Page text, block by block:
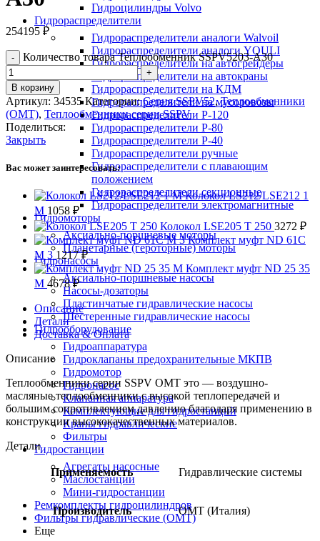
Гидроцилиндры Volvo
Гидрораспределители
Гидрораспределители аналоги Walvoil
Гидрораспределители аналоги YOULI
Гидрораспределители на автогрейдеры
Гидрораспределители на автокраны
Гидрораспределители на КДМ
Гидрораспределители на мусоровозы
Гидрораспределители Р-120
Гидрораспределители Р-80
Гидрораспределители Р-40
Гидрораспределители ручные
Гидрораспределители с плавающим
положением
Гидрораспределители секционные
Гидрораспределители электромагнитные
Гидромоторы
Аксиально-поршневые моторы
Планетарные (героторные) моторы
Гидронасосы
Аксиально-поршневые насосы
Насосы-дозаторы
Пластинчатые гидравлические насосы
Шестеренные гидравлические насосы
Гидрооборудование
Гидроаппаратура
Гидроклапаны предохранительные МКПВ
Гидромотор
Гидронасос
Клапанная аппаратура
Комплектующие для гидростанций
Краны гидравлические
Фильтры
Гидростанции
Агрегаты насосные
Маслостанции
Мини-гидростанции
Ремкомплекты гидроцилиндров
Фильтры гидравлические (OMT)
Еще
254195 ₽
Количество товара Теплообменник SSPV5203-A30
В корзину
Артикул: 34535Категории: Серия SSPV52, Теплообменники
(OMT), Теплообменники серии SSPV
Поделиться:
Закрыть
Вас может заинтересовать:
Колокол LS212/LSE212 1
M 1058 ₽
Колокол LSE205 T 250 3272 ₽
Комплект муфт ND 61C
M 31217₽
Комплект муфт ND 25 35
M 4678₽
Описание
Детали
Доставка & Оплата
Описание
Теплообменники серии SSPV OMT это — воздушно-
масляные теплообменники с высокой теплопередачей и
большим сопротивлением давлению благодаря применению в
конструкции высококачественных материалов.
Детали
Применяемость Гидравлические системы
Производитель OMT (Италия)